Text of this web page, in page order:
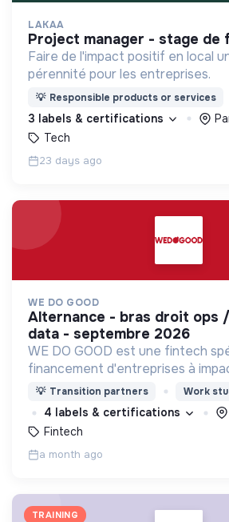
LAKAA
project manager - stage de
Faire de l'impact positif en local
pérennité pour les entreprises.
💡 Responsible products or services
3 labels & certifications
Tech
23 days ago
WE DO GOOD
alternance - bras droit ops / product /
data - septembre 2026
WE DO GOOD est une fintech
financement d'entreprises à
modèle unique : le partage de
Based Finance). WE DO GOOD est certifiée B
Corp
💡 Transition partners Work
4 labels & certifications
Fintech
a month ago
TRAINING